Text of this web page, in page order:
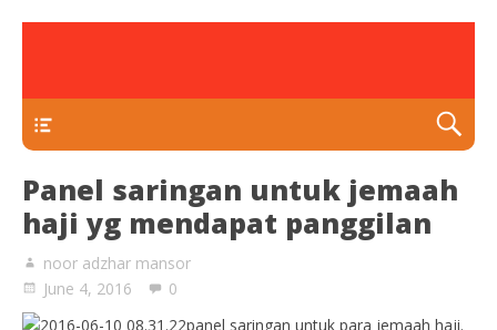
Panel saringan untuk jemaah
haji yg mendapat panggilan
noor adzhar mansor
June 4, 2016
0
panel saringan untuk para jemaah haji.